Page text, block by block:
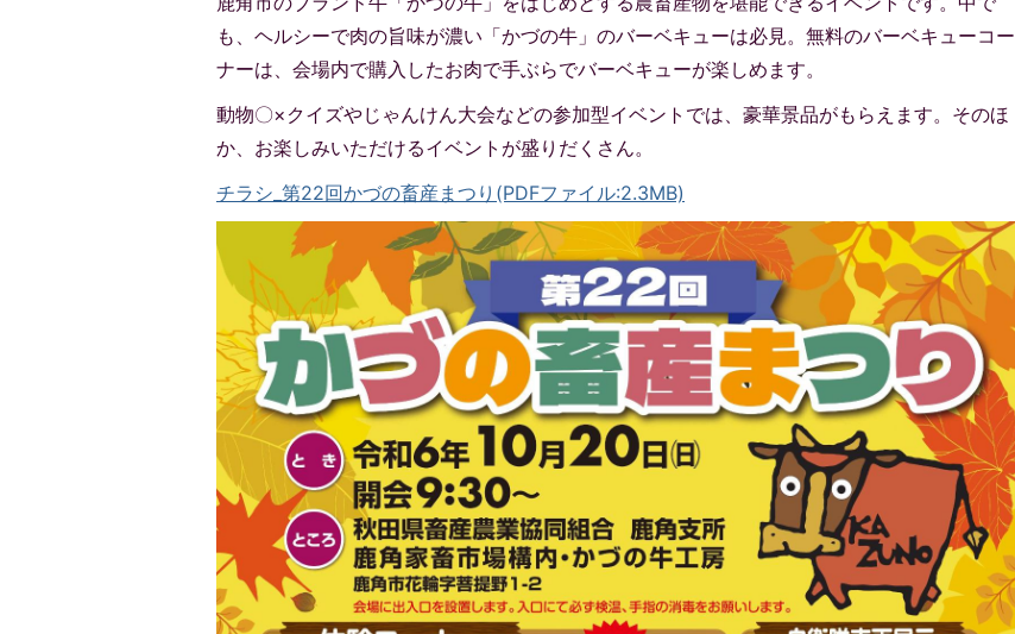
も、ヘルシーで肉の旨味が濃い「かづの牛」のバーベキューは必見。無料のバーベキューコー
ナーは、会場内で購入したお肉で手ぶらでバーベキューが楽しめます。
動物〇×クイズやじゃんけん大会などの参加型イベントでは、豪華景品がもらえます。そのほ
か、お楽しみいただけるイベントが盛りだくさん。
チラシ_第22回かづの畜産まつり(PDFファイル:2.3MB)